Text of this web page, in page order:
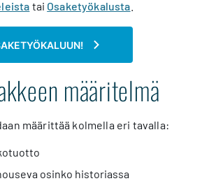
tai Osaketyökalusta
määritelmä
määrittää kolmella eri tavalla:
osinko historiassa